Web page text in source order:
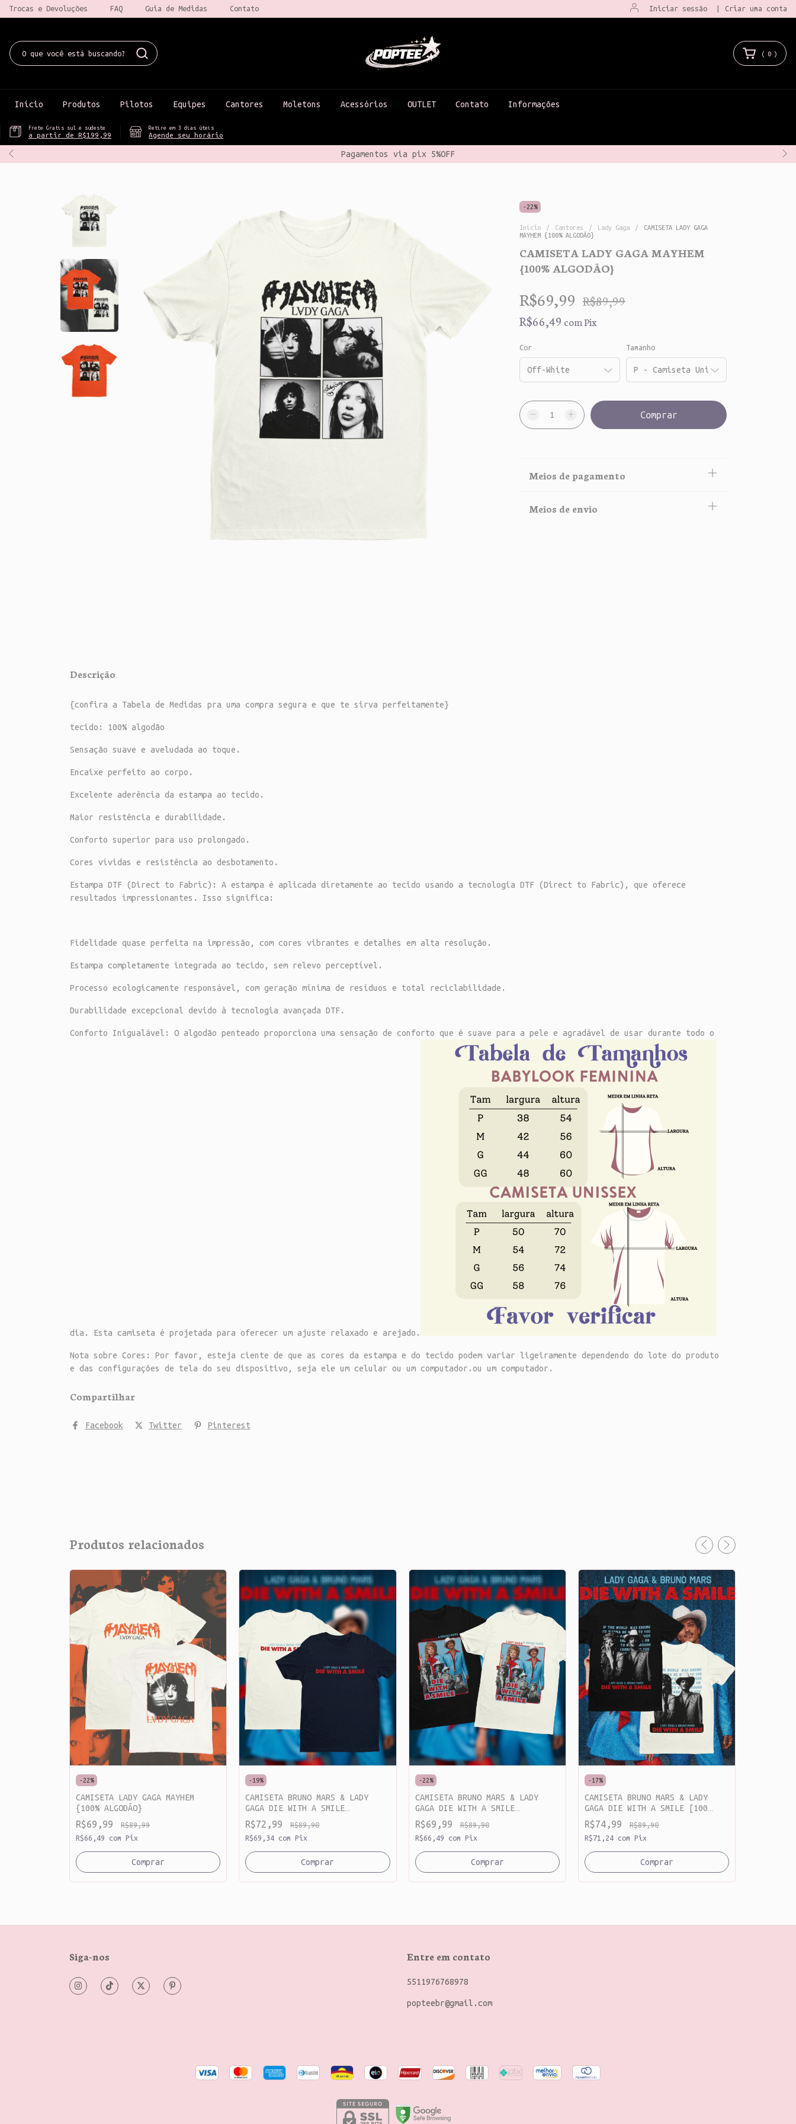
Trocas e Devoluções FAQ Guia de Medidas Contato Iniciar sessão Criar uma conta
Frete Grátis Sul e Sudeste a partir de R$199,99
( 0 )
Início Produtos Pilotos Equipes Cantores Moletons Acessórios OUTLET Contato Informações
Frete Gratis sul e sudeste
a partir de R$199,99
Retire em 3 dias úteis
Agende seu horário
-22%
Início / Cantores / Lady Gaga /
CAMISETA LADY GAGA
MAYHEM {100% ALGODÃO}
CAMISETA LADY GAGA MAYHEM
{100% ALGODÃO}
R$69,99 R$89,99
R$66,49 comPix
Cor Tamanho
Meios de pagamento
Meios de envio
Descrição
{confira a Tabela de Medidas pra uma compra segura e que te sirva perfeitamente}
tecido: 100% algodão
Sensação suave e aveludada ao toque.
Encaixe perfeito ao corpo.
Excelente aderência da estampa ao tecido.
Maior resistência e durabilidade.
Conforto superior para uso prolongado.
Cores vívidas e resistência ao desbotamento.
Estampa DTF (Direct to Fabric): A estampa é aplicada diretamente ao tecido usando a tecnologia DTF (Direct to Fabric), que oferece
resultados impressionantes. Isso significa:
Fidelidade quase perfeita na impressão, com cores vibrantes e detalhes em alta resolução.
Estampa completamente integrada ao tecido, sem relevo perceptível.
Processo ecologicamente responsável, com geração mínima de resíduos e total reciclabilidade.
Durabilidade excepcional devido à tecnologia avançada DTF.
Conforto Inigualável: O algodão penteado proporciona uma sensação de conforto que é suave para a pele e agradável de usar durante todo o
dia. Esta camiseta é projetada para oferecer um ajuste relaxado e arejado.
Nota sobre Cores: Por favor, esteja ciente de que as cores da estampa e do tecido podem variar ligeiramente dependendo do lote do produto
e das configurações de tela do seu dispositivo, seja ele um celular ou um computador.ou um computador.
Compartilhar
Facebook Twitter Pinterest
Produtos relacionados
-22%
CAMISETA LADY GAGA MAYHEM
{100% ALGODÃO}
R$69,99
R$89,99
R$66,49 com Pix
Comprar
-19%
CAMISETA BRUNO MARS & LADY
GAGA DIE WITH A SMILE
MINIMALISTA [100 %ALGODÃO]
R$72,99
R$89,90
R$69,34 com Pix
Comprar
-22%
CAMISETA BRUNO MARS & LADY
GAGA DIE WITH A SMILE
MINIMALISTA [100 %ALGODÃO]
R$69,99
R$89,90
R$66,49
com Pix
Comprar
-17%
CAMISETA BRUNO MARS & LADY
GAGA DIE WITH A SMILE [100
%ALGODÃO]
R$74,99
R$89,90
R$71,24 com Pix
Comprar
Siga-nos Entre em contato
5511976768978
popteebr@gmail.com